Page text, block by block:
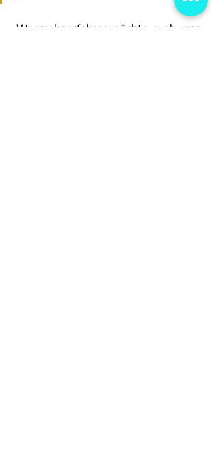
Wer mehr erfahren möchte, auch, wer